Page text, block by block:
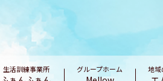
生活訓練事業所 グループホーム 地域